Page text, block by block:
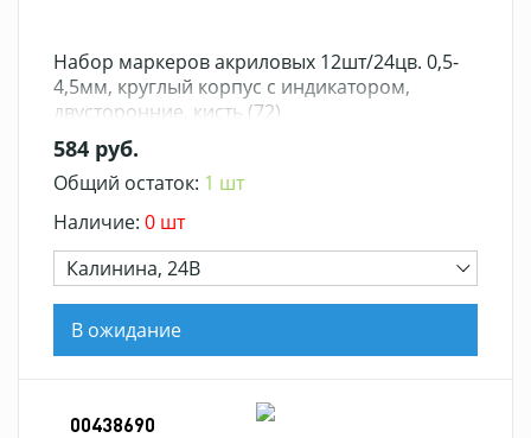
Набор маркеров акриловых 12шт/24цв. 0,5-
4,5мм, круглый корпус с индикатором,
двусторонние, кисть (72)
584 руб.
Общий остаток: 1 шт
Наличие: 0 шт
Калинина, 24В
В ожидание
00438690